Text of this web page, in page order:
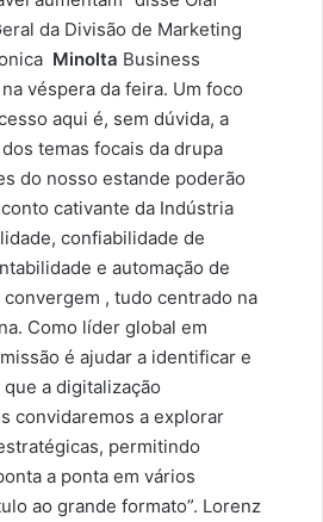
da Divisão de Marketing
Minolta Business
véspera da feira. Um foco
aqui é, sem dúvida, a
temas focais da drupa
do nosso estande poderão
cativante da Indústria
confiabilidade de
e automação de
, tudo centrado na
Como líder global em
é ajudar a identificar e
a digitalização
convidaremos a explorar
permitindo
a ponta em vários
ao grande formato”. Lorenz